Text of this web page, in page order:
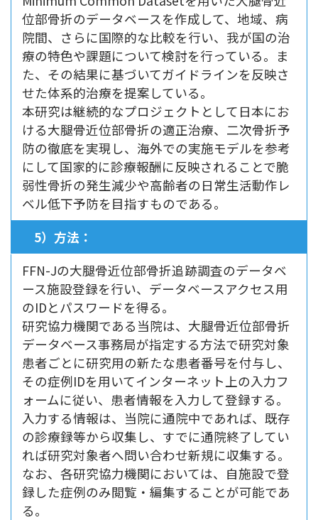
位部骨折のデータベースを作成して、地域、病
院間、さらに国際的な比較を行い、我が国の治
療の特色や課題について検討を行っている。ま
た、その結果に基づいてガイドラインを反映さ
せた体系的治療を提案している。
本研究は継続的なプロジェクトとして日本にお
ける大腿骨近位部骨折の適正治療、二次骨折予
防の徹底を実現し、海外での実施モデルを参考
にして国家的に診療報酬に反映されることで脆
弱性骨折の発生減少や高齢者の日常生活動作レ
ベル低下予防を目指すものである。
5）方法：
FFN-Jの大腿骨近位部骨折追跡調査のデータベ
ース施設登録を行い、データベースアクセス用
のIDとパスワードを得る。
研究協力機関である当院は、大腿骨近位部骨折
データベース事務局が指定する方法で研究対象
患者ごとに研究用の新たな患者番号を付与し、
その症例IDを用いてインターネット上の入力フ
ォームに従い、患者情報を入力して登録する。
入力する情報は、当院に通院中であれば、既存
の診療録等から収集し、すでに通院終了してい
れば研究対象者へ問い合わせ新規に収集する。
なお、各研究協力機関においては、自施設で登
録した症例のみ閲覧・編集することが可能であ
る。